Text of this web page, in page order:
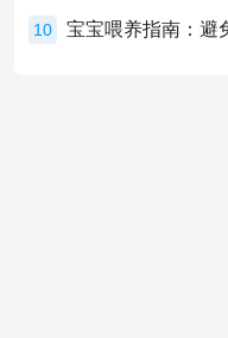
10 宝宝喂养指南：避